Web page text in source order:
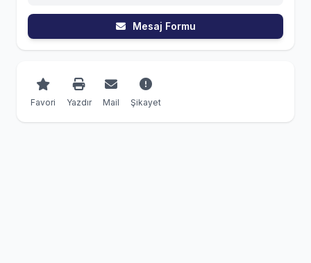
Mesaj Formu
Favori Yazdır Mail Şikayet